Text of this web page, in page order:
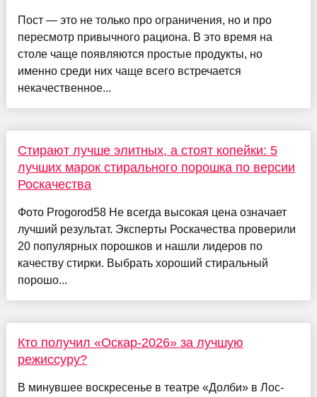
Пост — это не только про ограничения, но и про
пересмотр привычного рациона. В это время на
столе чаще появляются простые продукты, но
именно среди них чаще всего встречается
некачественное...
Стирают лучше элитных, а стоят копейки: 5
лучших марок стирального порошка по версии
Роскачества
Фото Progorod58 Не всегда высокая цена означает
лучший результат. Эксперты Роскачества проверили
20 популярных порошков и нашли лидеров по
качеству стирки. Выбрать хороший стиральный
порошо...
Кто получил «Оскар-2026» за лучшую
режиссуру?
В минувшее воскресенье в театре «Долби» в Лос-